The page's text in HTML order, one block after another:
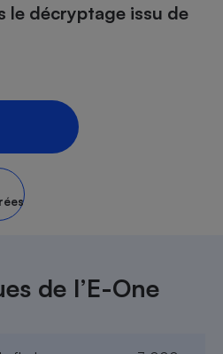
le décryptage issu de
de l’E-One